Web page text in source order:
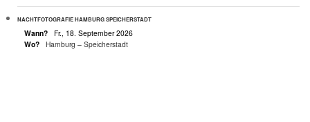
NACHTFOTOGRAFIE HAMBURG SPEICHERSTADT
Wann?
Fr., 18. September 2026
Wo?
Hamburg – Speicherstadt